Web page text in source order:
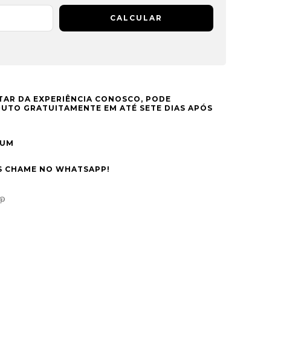
CALCULAR
DA EXPERIÊNCIA CONOSCO, PODE
GRATUITAMENTE EM ATÉ SETE DIAS APÓS
CHAME NO WHATSAPP!